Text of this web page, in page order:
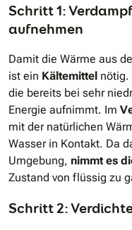
Schritt 1:
aufnehmen
Damit die Wärme aus
ist ein Kältemittel nötig.
die bereits bei sehr
Energie aufnimmt. Im
mit der natürlichen
Wasser in Kontakt. Da
Umgebung, nimmt es
Zustand von flüssig zu
Schritt 2: